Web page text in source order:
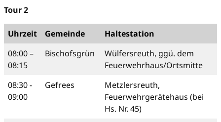
Tour 2
Uhrzeit Gemeinde
Haltestation
08:00 –
08:15
Bischofsgrün
Wülfersreuth, ggü. dem
Feuerwehrhaus/Ortsmitte
08:30 -
09:00
Gefrees
Metzlersreuth,
Feuerwehrgerätehaus (bei
Hs. Nr. 45)